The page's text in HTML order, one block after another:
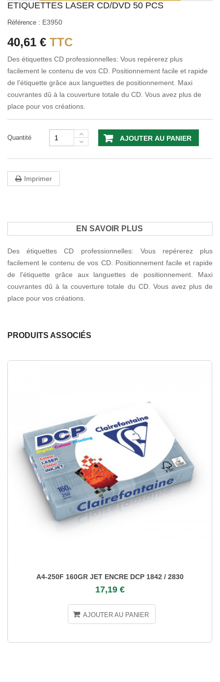
ETIQUETTES LASER CD/DVD 50 PCS
Référence : E3950
40,61 € TTC
Des étiquettes CD professionnelles: Vous repérerez plus
facilement le contenu de vos CD. Positionnement facile et rapide
de l'étiquette grâce aux languettes de positionnement. Maxi
couvrantes dû à la couverture totale du CD. Vous avez plus de
place pour vos créations.
Quantité AJOUTER AU PANIER
Imprimer
EN SAVOIR PLUS
Des étiquettes CD professionnelles: Vous repérerez plus
facilement le contenu de vos CD. Positionnement facile et rapide
de l'étiquette grâce aux languettes de positionnement. Maxi
couvrantes dû à la couverture totale du CD. Vous avez plus de
place pour vos créations.
PRODUITS ASSOCIÉS
A4-250F 160GR JET ENCRE DCP 1842 / 2830
17,19 €
AJOUTER AU PANIER